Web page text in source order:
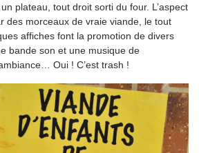
plateau, tout droit sorti du four. L’aspect
des morceaux de vraie viande, le tout
affiches font la promotion de divers
bande son et une musique de
Oui ! C’est trash !